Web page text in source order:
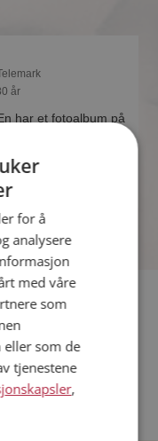
år
har et fotoalbum på
på sidene.
,Johan,Jebe
for å
analysere
med våre
som
som de
tjenestene
,